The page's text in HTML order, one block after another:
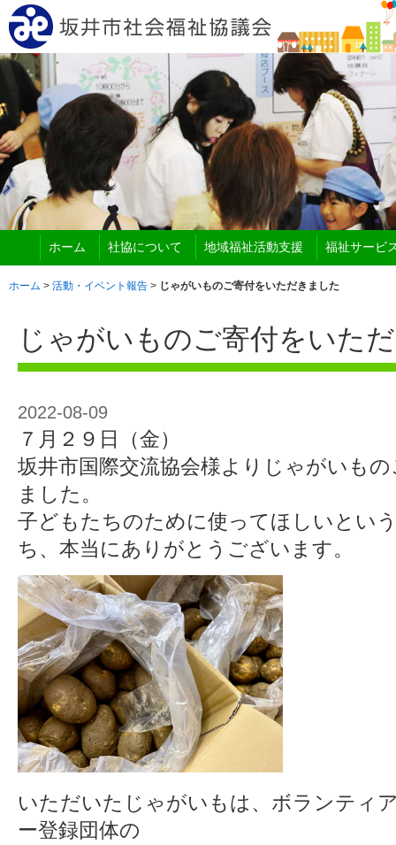
ホーム 社協について 地域福祉活動支援 福祉サービ
ホーム > 活動・イベント報告 > じゃがいものご寄付をいただきました
じゃがいものご寄付をいた
2022-08-09
７月２９日（金）
坂井市国際交流協会様よりじゃがいも
ました。
子どもたちのために使ってほしいとい
ち、本当にありがとうございます。
いただいたじゃがいもは、ボランティ
ー登録団体の